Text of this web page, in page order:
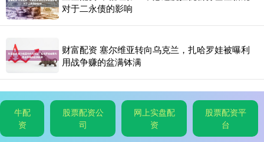
对于二永债的影响
财富配资 塞尔维亚转向乌克兰，扎哈罗娃被曝利
用战争赚的盆满钵满
牛配
资
股票配资公
司
网上实盘配
资
股票配资平
台